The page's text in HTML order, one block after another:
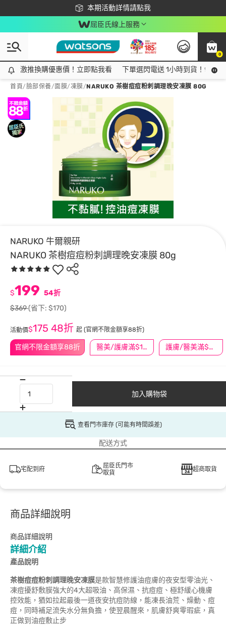
本期活動詳情請點我
下載app最高回饋$350
屈臣氏線上服務
0
激推換購優惠價！立即點我看
激推換購優惠價！立即點我看 下單選閃電送 1小時到貨！領神
首頁/臉部保養/面膜/凍膜/NARUKO 茶樹痘痘粉刺調理晚安凍膜 80G
NARUKO 牛爾親研
NARUKO 茶樹痘痘粉刺調理晚安凍膜 80g
官網不限金額享88折 醫美/護膚滿$1200送$200 護膚/醫美滿$600送好禮
$199 54折
$369(省下: $170)
活動價$175 48折 起 (官網不限金額享88折)
加入購物袋
查看門市庫存 (可能有時間誤差)
配送方式
宅配到府
屈臣氏門市
取貨
超商取貨
商品詳細說明
商品詳細說明
詳細介紹
產品說明
茶樹痘痘粉刺調理晚安凍膜是款智慧修護油痘膚的夜安型零油光、
凍痘擾舒敷膜強大的4大超吸油、高保濕、抗痘痘、極舒緩心機膚
控效能，猶如拉起最後一道夜安抗痘防線，能凍長油荒、燥動、痘
痘，同時補足流失水分無負擔，使翌晨醒來，肌膚舒爽零瑕疵，真
正做到油痘敷止步